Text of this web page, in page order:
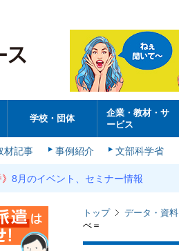
学校・団体
企業・教材・サ
ービス
材記事 事例紹介 文部科学省
》8月のイベント、セミナー情報
トップ データ・資料
べ＝